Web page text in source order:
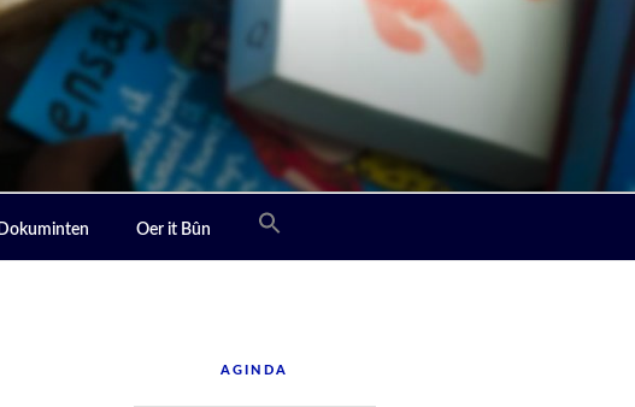
Dokuminten Oer it Bûn
AGINDA